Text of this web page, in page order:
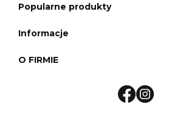
Popularne produkty
Informacje
O FIRMIE